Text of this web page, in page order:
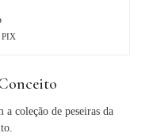
PIX
coleção de peseiras da